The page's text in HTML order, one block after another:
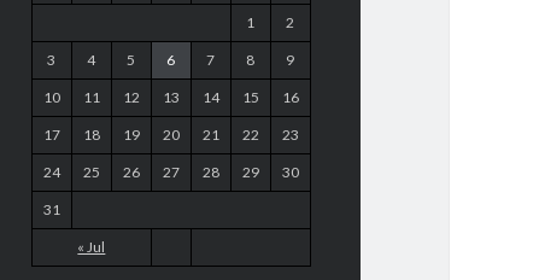
« Jul
1 2
3 4 5 6 7 8 9
10 11 12 13 14 15 16
17 18 19 20 21 22 23
24 25 26 27 28 29 30
31